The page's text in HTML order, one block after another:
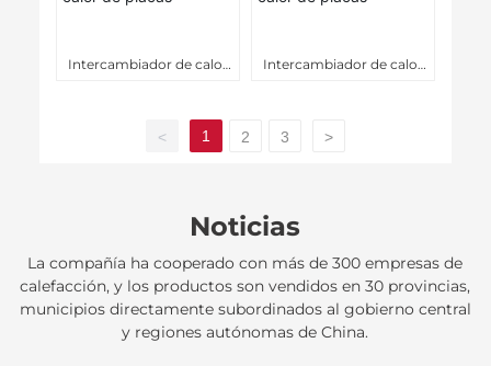
Intercambiador de calor
Intercambiador de calor
< 1 2 3 >
Noticias
La compañía ha cooperado con más de 300 empresas de
calefacción, y los productos son vendidos en 30 provincias,
municipios directamente subordinados al gobierno central
y regiones autónomas de China.